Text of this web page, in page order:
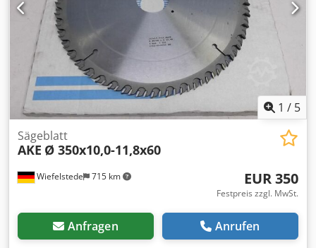
1 / 5
Wiefelstede 715 km
Sägeblatt
AKE Ø 350x10,0-11,8x60
EUR 350
Festpreis zzgl. MwSt.
Anfragen Anrufen